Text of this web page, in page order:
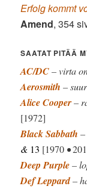
Erfolg kommt
Amend, 354
SAATAT PITÄÄ
AC/DC– virta
Aerosmith –
Alice Cooper–
[1972]
Black Sabbath
& 13 [1970 •
Deep Purple–
Def Leppard–